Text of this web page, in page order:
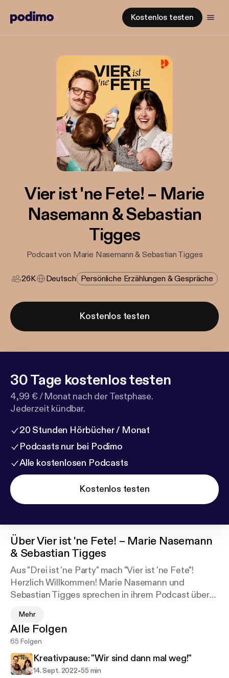
Kostenlos testen
Vier ist 'ne Fete! – Marie
Nasemann & Sebastian
Tigges
Podcast von Marie Nasemann & Sebastian Tigges
26K Deutsch Persönliche Erzählungen & Gespräche
Kostenlos testen
30 Tage kostenlos testen
4,99 € / Monat nach der Testphase.
Jederzeit kündbar.
20 Stunden Hörbücher / Monat
Podcasts nur bei Podimo
Alle kostenlosen Podcasts
Kostenlos testen
ÜberVier ist 'ne Fete! – Marie Nasemann
& Sebastian Tigges
Aus "Drei ist 'ne Party" mach "Vier ist 'ne Fete"!
Herzlich Willkommen! Marie Nasemann und
Sebastian Tigges sprechen in ihrem Podcast über
ergeben – und natürlich alles, was dazugehört. Die
beiden sprechen ohne Scham und Scheu, haben
keine Tabuthemen – Ehrlichkeit bis zur
Schmerzgrenze. Dabei wird viel gelacht, aber auch
über ernste Themen gesprochen. Wir freuen uns,
Mehr
Alle Folgen
65 Folgen
Kreativpause: "Wir sind dann mal weg!"
14. Sept. 2022-55 min